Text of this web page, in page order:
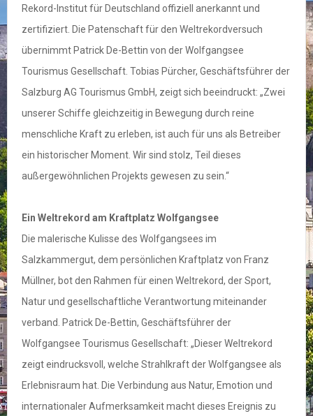
Rekord-Institut für Deutschland offiziell anerkannt und
zertifiziert. Die Patenschaft für den Weltrekordversuch
übernimmt Patrick De-Bettin von der Wolfgangsee
Tourismus Gesellschaft. Tobias Pürcher, Geschäftsführer der
Salzburg AG Tourismus GmbH, zeigt sich beeindruckt: „Zwei
unserer Schiffe gleichzeitig in Bewegung durch reine
menschliche Kraft zu erleben, ist auch für uns als Betreiber
ein historischer Moment. Wir sind stolz, Teil dieses
außergewöhnlichen Projekts gewesen zu sein.“
Ein Weltrekord am Kraftplatz Wolfgangsee
Die malerische Kulisse des Wolfgangsees im
Salzkammergut, dem persönlichen Kraftplatz von Franz
Müllner, bot den Rahmen für einen Weltrekord, der Sport,
Natur und gesellschaftliche Verantwortung miteinander
verband. Patrick De-Bettin, Geschäftsführer der
Wolfgangsee Tourismus Gesellschaft: „Dieser Weltrekord
zeigt eindrucksvoll, welche Strahlkraft der Wolfgangsee als
Erlebnisraum hat. Die Verbindung aus Natur, Emotion und
internationaler Aufmerksamkeit macht dieses Ereignis zu